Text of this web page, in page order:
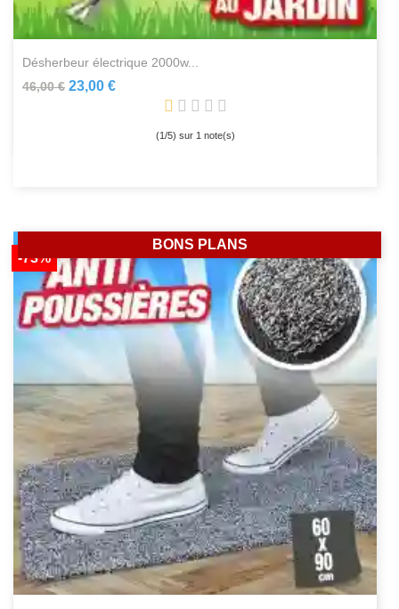
désherbeur électrique 2000w...
46,00 € 23,00 €
(1/5) sur 1note(s)
-73%
BONS PLANS